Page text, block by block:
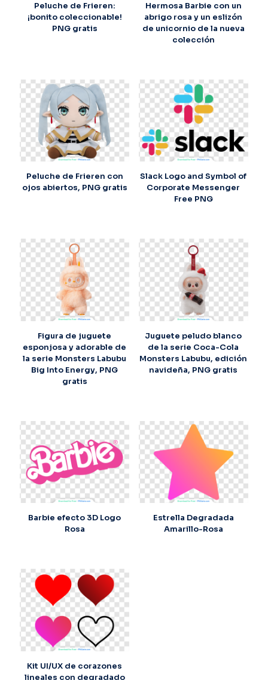
Peluche de Frieren:
¡bonito coleccionable!
PNG gratis
Hermosa Barbie con un
abrigo rosa y un eslizón
de unicornio de la nueva
colección
Peluche de Frieren con
ojos abiertos, PNG gratis
Slack Logo and Symbol of
Corporate Messenger
Free PNG
Figura de juguete
esponjosa y adorable de
la serie Monsters Labubu
Big Into Energy, PNG
gratis
Juguete peludo blanco
de la serie Coca-Cola
Monsters Labubu, edición
navideña, PNG gratis
Barbie efecto 3D Logo
Rosa
Estrella Degradada
Amarillo-Rosa
Kit UI/UX de corazones
lineales con degradado